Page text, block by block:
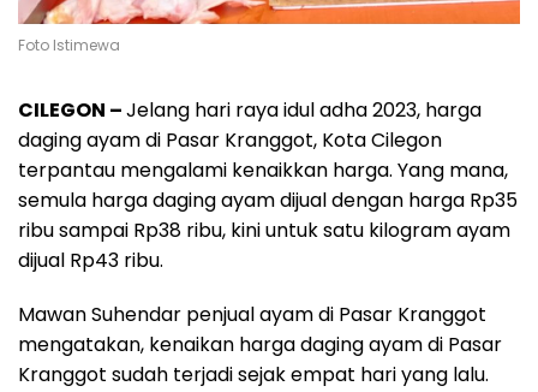
Foto Istimewa
CILEGON –Jelang hari raya idul adha 2023, harga
daging ayam di Pasar Kranggot, Kota Cilegon
terpantau mengalami kenaikkan harga. Yang mana,
semula harga daging ayam dijual dengan harga Rp35
ribu sampai Rp38 ribu, kini untuk satu kilogram ayam
dijual Rp43 ribu.
Mawan Suhendar penjual ayam di Pasar Kranggot
mengatakan, kenaikan harga daging ayam di Pasar
Kranggot sudah terjadi sejak empat hari yang lalu.